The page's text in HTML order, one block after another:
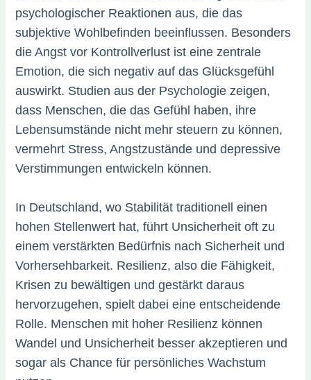
psychologischer Reaktionen aus, die das
subjektive Wohlbefinden beeinflussen. Besonders
die Angst vor Kontrollverlust ist eine zentrale
Emotion, die sich negativ auf das Glücksgefühl
auswirkt. Studien aus der Psychologie zeigen,
dass Menschen, die das Gefühl haben, ihre
Lebensumstände nicht mehr steuern zu können,
vermehrt Stress, Angstzustände und depressive
Verstimmungen entwickeln können.
In Deutschland, wo Stabilität traditionell einen
hohen Stellenwert hat, führt Unsicherheit oft zu
einem verstärkten Bedürfnis nach Sicherheit und
Vorhersehbarkeit. Resilienz, also die Fähigkeit,
Krisen zu bewältigen und gestärkt daraus
hervorzugehen, spielt dabei eine entscheidende
Rolle. Menschen mit hoher Resilienz können
Wandel und Unsicherheit besser akzeptieren und
sogar als Chance für persönliches Wachstum